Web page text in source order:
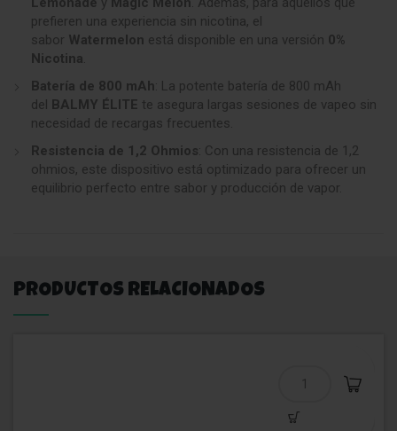
prefieren una experiencia sin nicotina, el
sabor Watermelon está disponible en una versión 0%
Nicotina.
Batería de 800 mAh: La potente batería de 800 mAh
del BALMY ÉLITE te asegura largas sesiones de vapeo sin
necesidad de recargas frecuentes.
Resistencia de 1,2 Ohmios: Con una resistencia de 1,2
ohmios, este dispositivo está optimizado para ofrecer un
equilibrio perfecto entre sabor y producción de vapor.
PRODUCTOS RELACIONADOS